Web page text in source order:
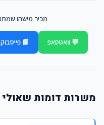
מכיר מישהו
💬 וואטסאפ 📘 פייסבוק
משרות דומות שאולי